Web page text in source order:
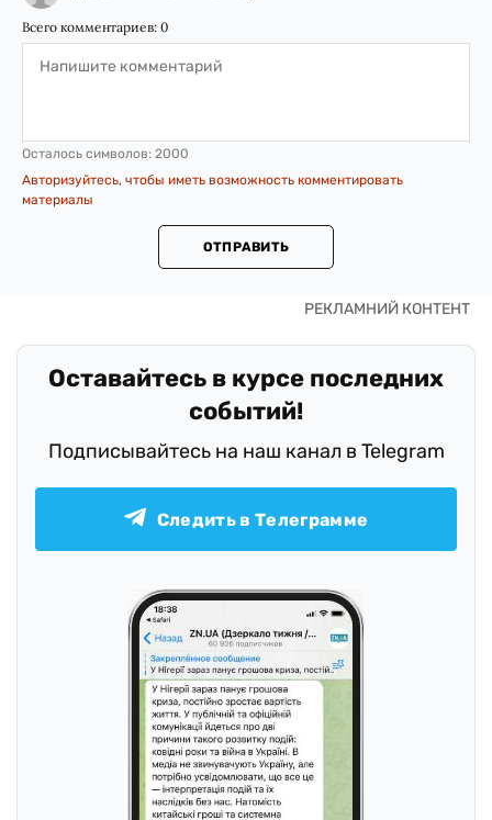
Всего комментариев: 0
Осталось символов: 2000
Авторизуйтесь, чтобы иметь возможность комментировать
материалы
ОТПРАВИТЬ
Оставайтесь в курсе последних
событий!
Подписывайтесь на наш канал в Telegram
Следить в Телеграмме